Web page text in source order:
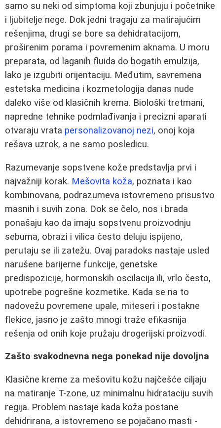
samo su neki od simptoma koji zbunjuju i početnike
i ljubitelje nege. Dok jedni tragaju za matirajućim
rešenjima, drugi se bore sa dehidratacijom,
proširenim porama i povremenim aknama. U moru
preparata, od laganih fluida do bogatih emulzija,
lako je izgubiti orijentaciju. Međutim, savremena
estetska medicina i kozmetologija danas nude
daleko više od klasičnih krema. Biološki tretmani,
napredne tehnike podmlađivanja i precizni aparati
otvaraju vrata personalizovanoj nezi, onoj koja
rešava uzrok, a ne samo posledicu.
Razumevanje sopstvene kože predstavlja prvi i
najvažniji korak. Mešovita koža, poznata i kao
kombinovana, podrazumeva istovremeno prisustvo
masnih i suvih zona. Dok se čelo, nos i brada
ponašaju kao da imaju sopstvenu proizvodnju
sebuma, obrazi i vilica često deluju ispijeno,
perutaju se ili zatežu. Ovaj paradoks nastaje usled
narušene barijerne funkcije, genetske
predispozicije, hormonskih oscilacija ili, vrlo često,
upotrebe pogrešne kozmetike. Kada se na to
nadovežu povremene upale, miteseri i postakne
flekice, jasno je zašto mnogi traže efikasnija
rešenja od onih koje pružaju drogerijski proizvodi.
Zašto svakodnevna nega ponekad nije dovoljna
Klasične kreme za mešovitu kožu najčešće ciljaju
na matiranje T-zone, uz minimalnu hidrataciju suvih
regija. Problem nastaje kada koža postane
dehidrirana, a istovremeno se pojačano masti -